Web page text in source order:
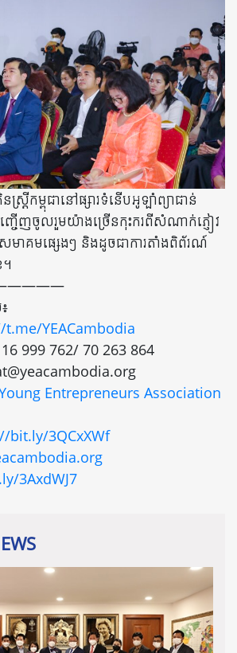
រីកម្ពុជានៅផ្សារទំនើបអូឡាំព្យាជាន់
ចើញចូលរួមយ៉ាងច្រើនកុះករពីសំណាក់ភ្ញៀវ
គមផ្សេងៗ និងដូចជាការតាំងពិព័រណ៍
YEACambodia
999 762/ 70 263 864
Young Entrepreneurs Association
bit.ly/3QCxXWf
3AxdWJ7